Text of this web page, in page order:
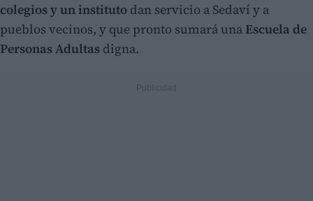
colegios y un instituto dan servicio a Sedaví y a
pueblos vecinos, y que pronto sumará una Escuela de
Personas Adultas digna.